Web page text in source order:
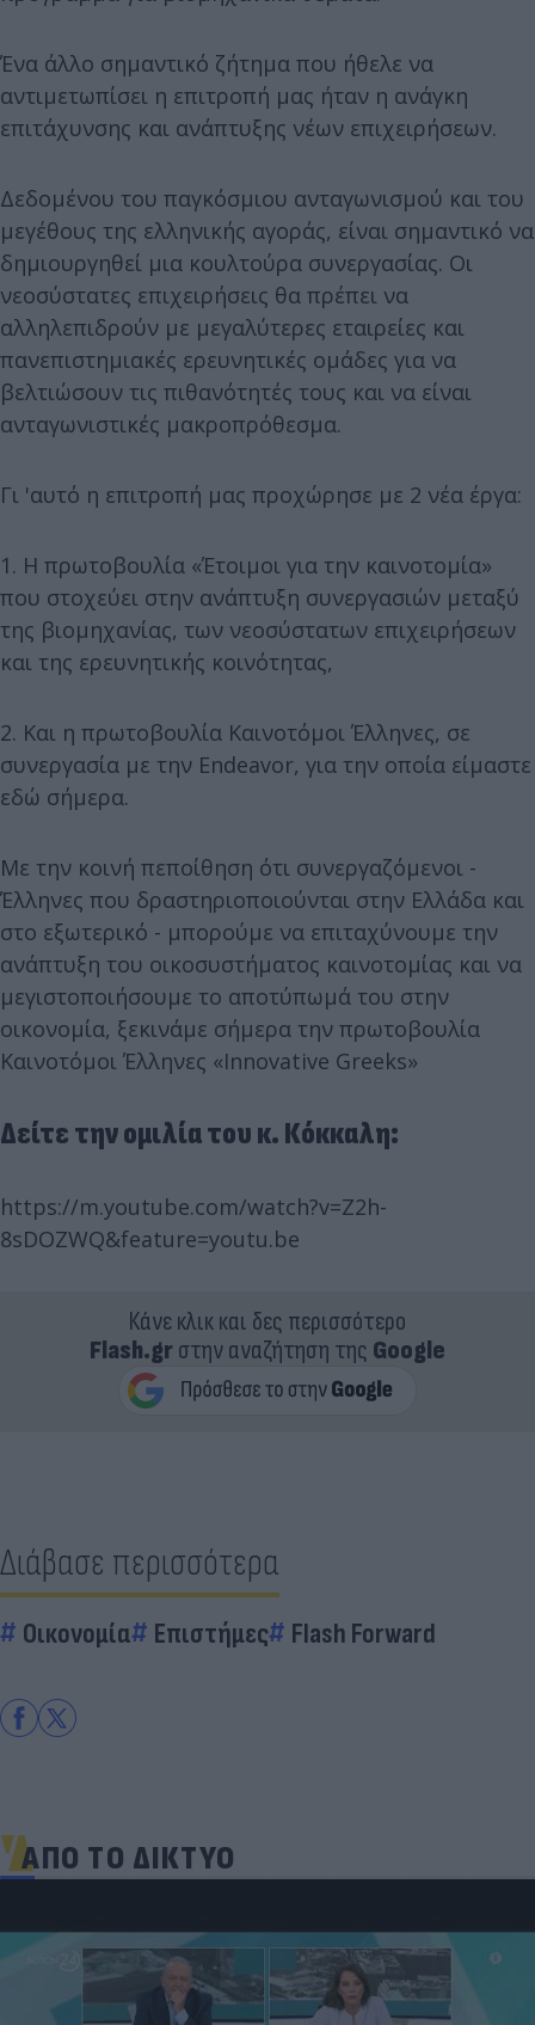
Ένα άλλο σημαντικό ζήτημα που ήθελε να
αντιμετωπίσει η επιτροπή μας ήταν η ανάγκη
επιτάχυνσης και ανάπτυξης νέων επιχειρήσεων.
Δεδομένου του παγκόσμιου ανταγωνισμού και του
μεγέθους της ελληνικής αγοράς, είναι σημαντικό να
δημιουργηθεί μια κουλτούρα συνεργασίας. Οι
νεοσύστατες επιχειρήσεις θα πρέπει να
αλληλεπιδρούν με μεγαλύτερες εταιρείες και
πανεπιστημιακές ερευνητικές ομάδες για να
βελτιώσουν τις πιθανότητές τους και να είναι
ανταγωνιστικές μακροπρόθεσμα.
Γι 'αυτό η επιτροπή μας προχώρησε με 2 νέα έργα:
1. Η πρωτοβουλία «Έτοιμοι για την καινοτομία»
που στοχεύει στην ανάπτυξη συνεργασιών μεταξύ
της βιομηχανίας, των νεοσύστατων επιχειρήσεων
και της ερευνητικής κοινότητας,
2. Και η πρωτοβουλία Καινοτόμοι Έλληνες, σε
συνεργασία με την Endeavor, για την οποία είμαστε
εδώ σήμερα.
Με την κοινή πεποίθηση ότι συνεργαζόμενοι -
Έλληνες που δραστηριοποιούνται στην Ελλάδα και
στο εξωτερικό - μπορούμε να επιταχύνουμε την
ανάπτυξη του οικοσυστήματος καινοτομίας και να
μεγιστοποιήσουμε το αποτύπωμά του στην
οικονομία, ξεκινάμε σήμερα την πρωτοβουλία
Καινοτόμοι Έλληνες «Innovative Greeks»
Δείτε την ομιλία του κ. Κόκκαλη:
https://m.youtube.com/watch?v=Z2h-
8sDOZWQ&feature=youtu.be
Κάνε κλικ και δες περισσότερο
Flash.grστην αναζήτηση της Google
Διάβασε περισσότερα
Οικονομία Επιστήμες Flash Forward
ΑΠΟ ΤΟ ΔΙΚΤΥΟ